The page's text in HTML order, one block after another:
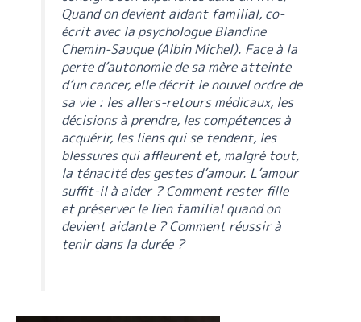
Quand on devient aidant familial, co-
écrit avec la psychologue Blandine
Chemin-Sauque (Albin Michel). Face à la
perte d’autonomie de sa mère atteinte
d’un cancer, elle décrit le nouvel ordre de
sa vie : les allers-retours médicaux, les
décisions à prendre, les compétences à
acquérir, les liens qui se tendent, les
blessures qui affleurent et, malgré tout,
la ténacité des gestes d’amour. L’amour
suffit-il à aider ? Comment rester fille
et préserver le lien familial quand on
devient aidante ? Comment réussir à
tenir dans la durée ?